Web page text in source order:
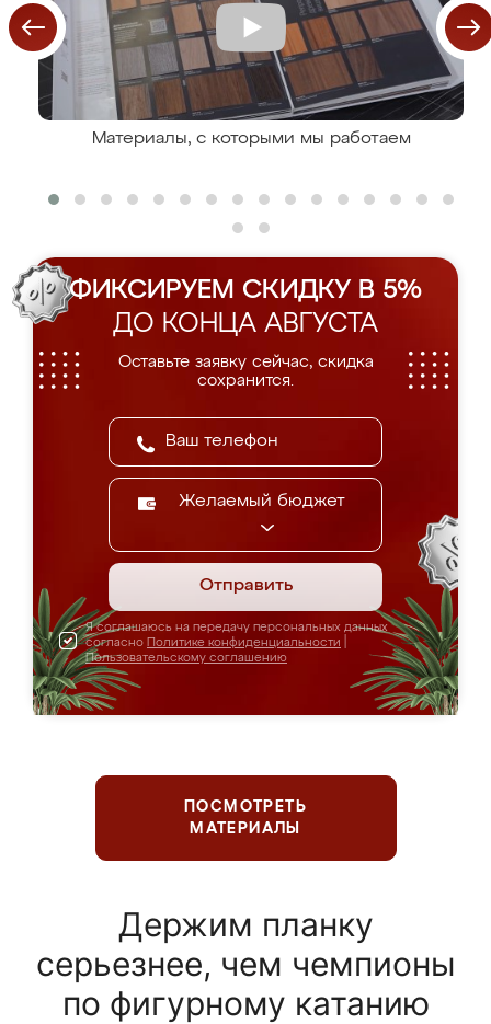
Материалы, с которыми мы работаем
ФИКСИРУЕМ СКИДКУ В 5%
ДО КОНЦА АВГУСТА
Оставьте заявку сейчас, скидка
сохранится.
Желаемый бюджет
Отправить
Я соглашаюсь на передачу персональных данных
согласно Политике конфиденциальности
Пользовательскому соглашению
ПОСМОТРЕТЬ
МАТЕРИАЛЫ
Держим планку
серьезнее, чем чемпионы
по фигурному катанию